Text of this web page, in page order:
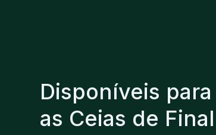
Disponíveis
as Ceias de